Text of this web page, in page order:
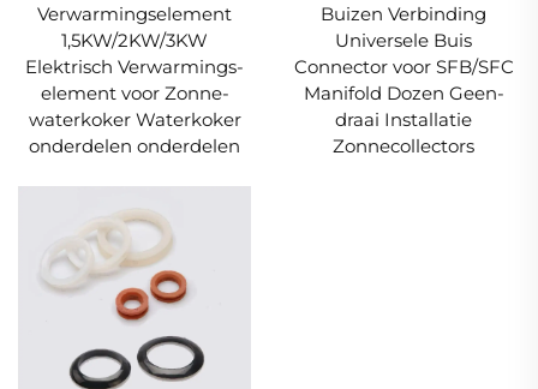
Verwarmingselement
1,5KW/2KW/3KW
Elektrisch Verwarmings-
element voor Zonne-
waterkoker Waterkoker
onderdelen onderdelen
Buizen Verbinding
Universele Buis
Connector voor SFB/SFC
Manifold Dozen Geen-
draai Installatie
Zonnecollectors